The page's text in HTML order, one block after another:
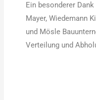
Ein besonderer
Mayer, Wiedemann
und Mösle
Verteilung und